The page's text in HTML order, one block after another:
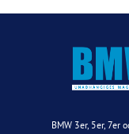
BMW 3er, 5er, 7er